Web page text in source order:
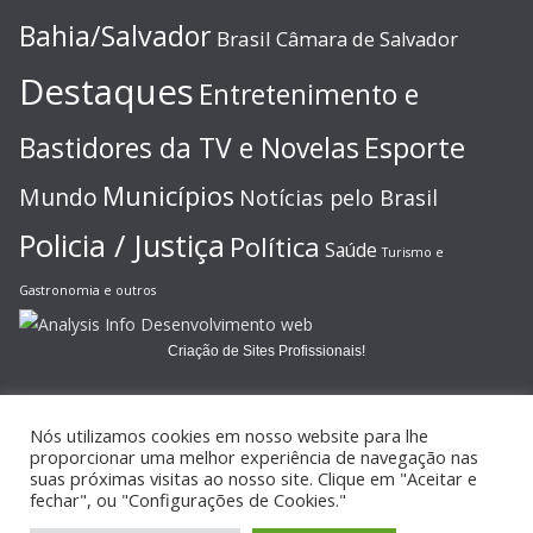
Bahia/Salvador Brasil Câmara de Salvador
Destaques Entretenimento e
Bastidores da TV e Novelas Esporte
Mundo Municípios Notícias pelo Brasil
Policia / Justiça Política Saúde Turismo e
Gastronomia e outros
Criação de Sites Profissionais!
Copyright © 2026JORNAL GAZETA ONLINE
reservados.
Nós utilizamos cookies em nosso website para lhe
proporcionar uma melhor experiência de navegação nas
suas próximas visitas ao nosso site. Clique em "Aceitar e
fechar", ou "Configurações de Cookies."